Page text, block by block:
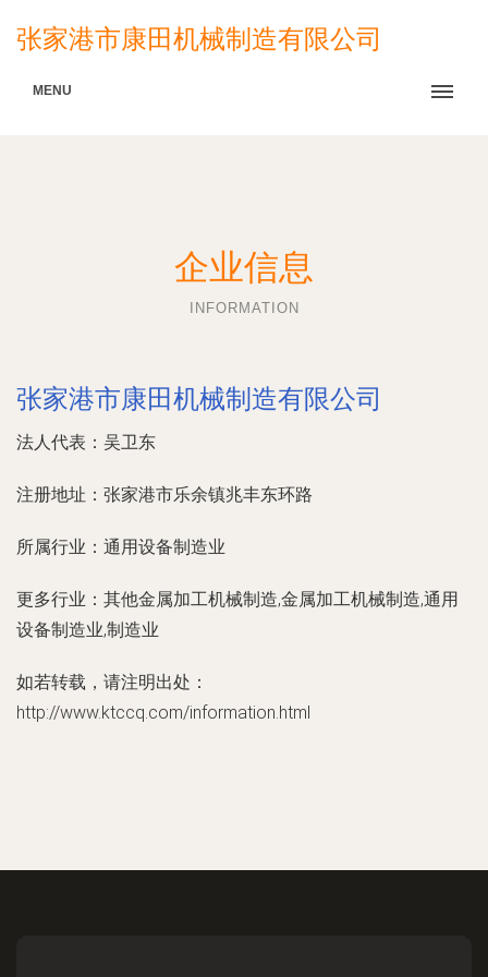
张家港市康田机械制造有限公司
MENU
企业信息
INFORMATION
张家港市康田机械制造有限公司
法人代表： 吴卫东
注册地址： 张家港市乐余镇兆丰东环路
所属行业： 通用设备制造业
更多行业： 其他金属加工机械制造,金属加工机械制造,通用
设备制造业,制造业
如若转载，请注明出处：
http://www.ktccq.com/information.html